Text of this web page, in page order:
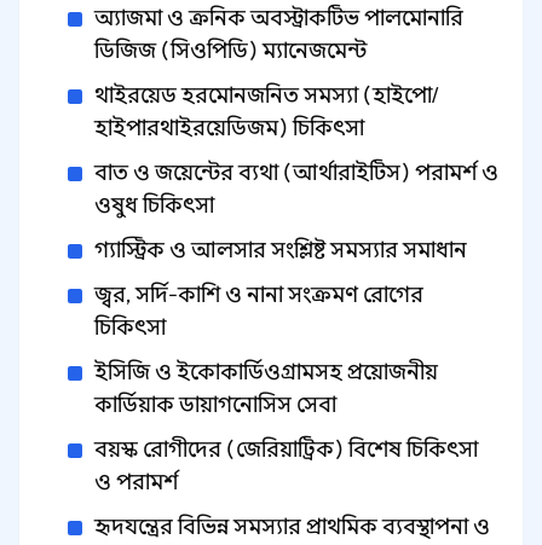
অ্যাজমা ও ক্রনিক অবস্ট্রাকটিভ পালমোনারি
ডিজিজ (সিওপিডি) ম্যানেজমেন্ট
থাইরয়েড হরমোনজনিত সমস্যা (হাইপো/
হাইপারথাইরয়েডিজম) চিকিৎসা
বাত ও জয়েন্টের ব্যথা (আর্থারাইটিস) পরামর্শ ও
ওষুধ চিকিৎসা
গ্যাস্ট্রিক ও আলসার সংশ্লিষ্ট সমস্যার সমাধান
জ্বর, সর্দি-কাশি ও নানা সংক্রমণ রোগের
চিকিৎসা
ইসিজি ও ইকোকার্ডিওগ্রামসহ প্রয়োজনীয়
কার্ডিয়াক ডায়াগনোসিস সেবা
বয়স্ক রোগীদের (জেরিয়াট্রিক) বিশেষ চিকিৎসা
ও পরামর্শ
হৃদযন্ত্রের বিভিন্ন সমস্যার প্রাথমিক ব্যবস্থাপনা ও